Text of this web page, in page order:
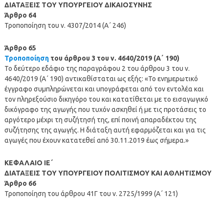
ΔΙΑΤΑΞΕΙΣ ΤΟΥ ΥΠΟΥΡΓΕΙΟΥ ΔΙΚΑΙΟΣΥΝΗΣ
Άρθρο 64
Τροποποίηση του ν. 4307/2014 (Α΄ 246)
Άρθρο 65
Τροποποίησητου άρθρου 3 του ν. 4640/2019 (Α΄ 190)
Το δεύτερο εδάφιο της παραγράφου 2 του άρθρου 3 του ν.
4640/2019 (Α΄ 190) αντικαθίσταται ως εξής: «Το ενημερωτικό
έγγραφο συμπληρώνεται και υπογράφεται από τον εντολέα και
τον πληρεξούσιο δικηγόρο του και κατατίθεται με το εισαγωγικό
δικόγραφο της αγωγής που τυχόν ασκηθεί ή με τις προτάσεις το
αργότερο μέχρι τη συζήτησή της, επί ποινή απαραδέκτου της
συζήτησης της αγωγής. Η διάταξη αυτή εφαρμόζεται και για τις
αγωγές που έχουν κατατεθεί από 30.11.2019 έως σήμερα.»
ΚΕΦΑΛΑΙΟ ΙΕ΄
ΔΙΑΤΑΞΕΙΣ ΤΟΥ ΥΠΟΥΡΓΕΙΟΥ ΠΟΛΙΤΙΣΜΟΥ ΚΑΙ ΑΘΛΗΤΙΣΜΟΥ
Άρθρο 66
Τροποποίηση του άρθρου 41Γ του ν. 2725/1999 (Α΄ 121)